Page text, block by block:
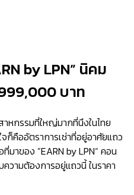
by LPN” นิคม
บาท
หกรรมที่ใหญ่มากที่นึงในไทย
ก็คืออัตราการเช่าที่อยู่อาศัยแถว
มาของ ”EARN by LPN“ คอน
วามต้องการอยู่แถวนี้ ในราคา